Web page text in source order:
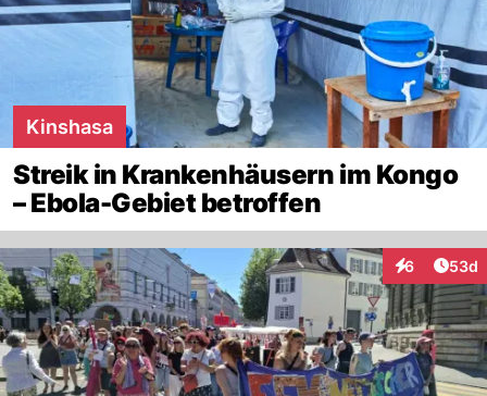
Kinshasa
Streik in Krankenhäusern im Kongo
– Ebola-Gebiet betroffen
6
Interaktionen
53d